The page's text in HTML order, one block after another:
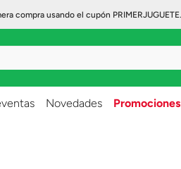
compra usando el cupón PRIMERJUGUETE.
Novedades Promociones